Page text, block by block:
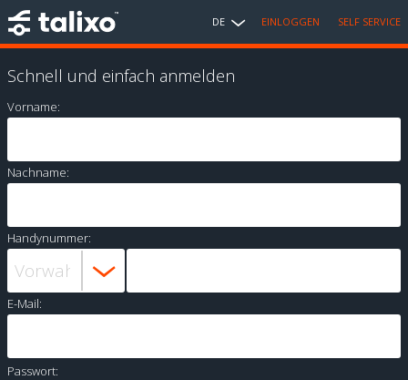
DE EINLOGGEN SELF SERVICE
Schnell und einfach anmelden
Vorname:
Nachname:
Handynummer:
E-Mail:
Passwort: